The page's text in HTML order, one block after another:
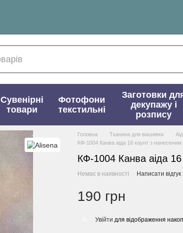
Сувенірні
товари
Фотофони
текстильні
Заготовки
декупажу і
розпису
Головна Тканина для вишивки
КФ-1004 Канва аіда 16 каунт з
КФ-1004 Канва аіда
Немає в наявності Написати відгук
190 грн
Увійти для відображення